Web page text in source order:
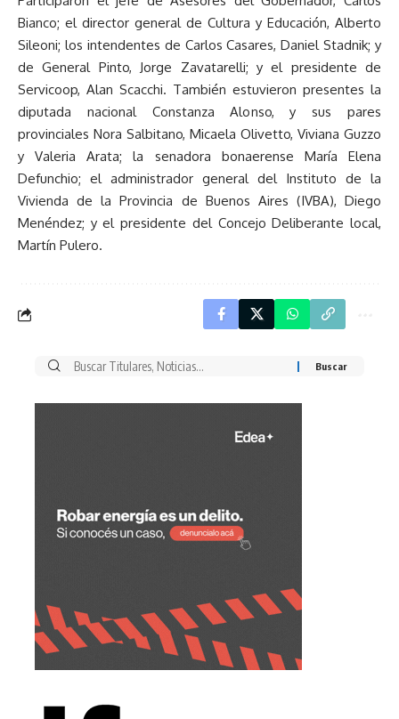
Bianco; el director general de Cultura y Educación, Alberto
Sileoni; los intendentes de Carlos Casares, Daniel Stadnik; y
de General Pinto, Jorge Zavatarelli; y el presidente de
Servicoop, Alan Scacchi. También estuvieron presentes la
diputada nacional Constanza Alonso, y sus pares
provinciales Nora Salbitano, Micaela Olivetto, Viviana Guzzo
y Valeria Arata; la senadora bonaerense María Elena
Defunchio; el administrador general del Instituto de la
Vivienda de la Provincia de Buenos Aires (IVBA), Diego
Menéndez; y el presidente del Concejo Deliberante local,
Martín Pulero.
Buscar